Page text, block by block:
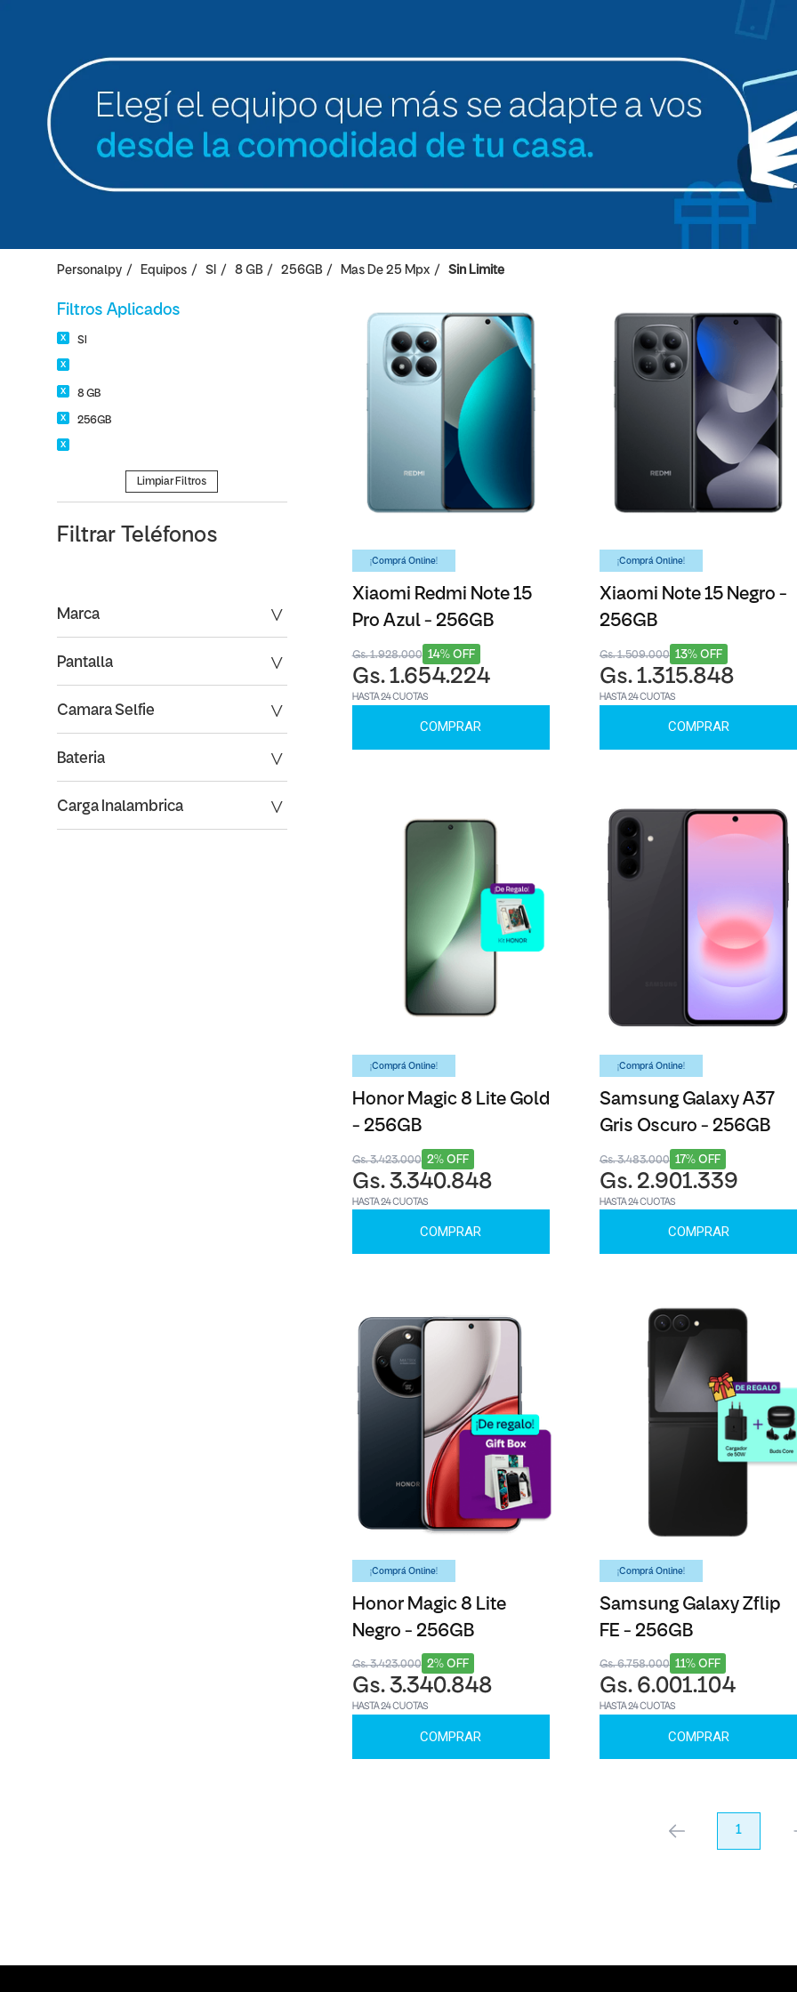
Personalpy Equipos SI 8 GB 256GB Mas De 25 Mpx Sin Limite
Filtros Aplicados
SI
8 GB
256GB
Limpiar Filtros
Filtrar Teléfonos
Marca
Pantalla
Carga Inalambrica
Camara Selfie
Bateria
¡Comprá Online!
Xiaomi Redmi Note 15
Pro Azul - 256GB
14% OFF
Gs. 1.928.000
Gs. 1.654.224
HASTA 24 CUOTAS
COMPRAR
¡Comprá Online!
Xiaomi Note 15 Negro -
256GB
13% OFF
Gs. 1.509.000
Gs. 1.315.848
HASTA 24 CUOTAS
COMPRAR
¡Comprá Online!
Honor Magic 8 Lite Gold
- 256GB
2% OFF
Gs. 3.423.000
Gs. 3.340.848
HASTA 24 CUOTAS
COMPRAR
¡Comprá Online!
Samsung Galaxy A37
Gris Oscuro - 256GB
17% OFF
Gs. 3.483.000
Gs. 2.901.339
HASTA 24 CUOTAS
COMPRAR
¡Comprá Online!
Honor Magic 8 Lite
Negro - 256GB
2% OFF
Gs. 3.423.000
Gs. 3.340.848
HASTA 24 CUOTAS
COMPRAR
¡Comprá Online!
Samsung Galaxy Zflip
FE - 256GB
11% OFF
Gs. 6.758.000
Gs. 6.001.104
HASTA 24 CUOTAS
COMPRAR
anterior 1